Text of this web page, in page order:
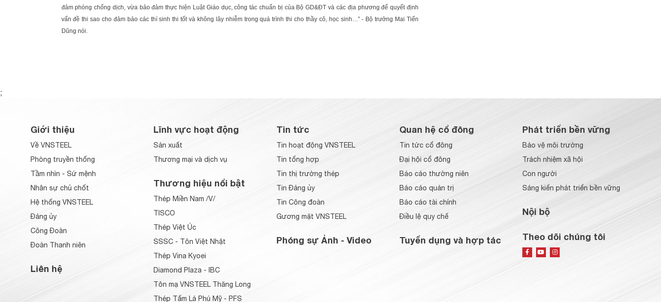
đảm phòng chống dịch, vừa bảo đảm thực hiện Luật Giáo dục, công tác chuẩn bị của Bộ GD&ĐT và các địa phương để quyết định
vấn đề thi sao cho đảm bảo các thí sinh thi tốt và không lây nhiễm trong quá trình thi cho thầy cô, học sinh…” - Bộ trưởng Mai Tiến
Dũng nói.
;
Giới thiệu
Về VNSTEEL
Phòng truyền thống
Tầm nhìn - Sứ mệnh
Nhân sự chủ chốt
Hệ thống VNSTEEL
Đảng ủy
Công Đoàn
Đoàn Thanh niên
Liên hệ
Lĩnh vực hoạt động
Sản xuất
Thương mại và dịch vụ
Thương hiệu nổi bật
Thép Miền Nam /V/
TISCO
Thép Việt Úc
SSSC - Tôn Việt Nhật
Thép Vina Kyoei
Diamond Plaza - IBC
Tôn mạ VNSTEEL Thăng Long
Thép Tấm Lá Phú Mỹ - PFS
Tin tức
Tin hoạt động VNSTEEL
Tin tổng hợp
Tin thị trường thép
Tin Đảng ủy
Tin Công đoàn
Gương mặt VNSTEEL
Phóng sự Ảnh - Video
Quan hệ cổ đông
Tin tức cổ đông
Đại hội cổ đông
Báo cáo thường niên
Báo cáo quản trị
Báo cáo tài chính
Điều lệ quy chế
Tuyển dụng và hợp tác
Phát triển bền vững
Bảo vệ môi trường
Trách nhiệm xã hội
Con người
Sáng kiến phát triển bền vững
Nội bộ
Theo dõi chúng tôi